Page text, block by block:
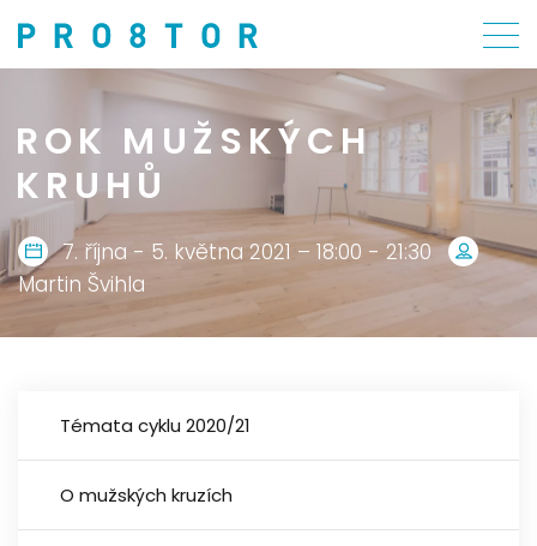
ROK MUŽSKÝCH
KRUHŮ
7. října - 5. května 2021 – 18:00 - 21:30
Martin Švihla
Témata cyklu 2020/21
O mužských kruzích